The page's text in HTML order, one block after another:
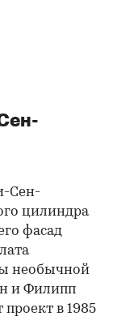
Сен-
цилиндра
фасад
необычной
и Филипп
в 1985